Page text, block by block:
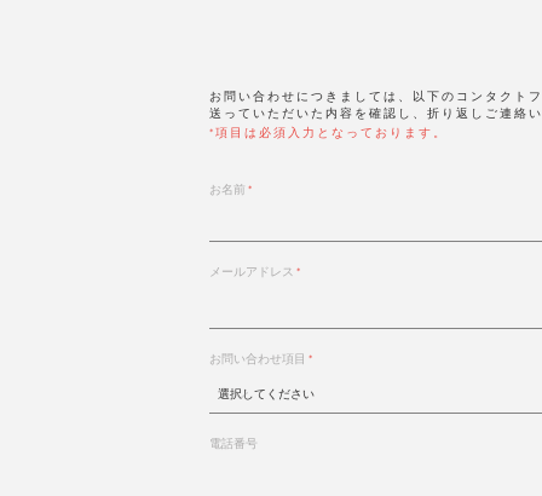
お問い合わせにつきましては、以下のコンタクト
送っていただいた内容を確認し、折り返しご連絡
*項目は必須入力となっております。
お名前
メールアドレス
お問い合わせ項目
電話番号